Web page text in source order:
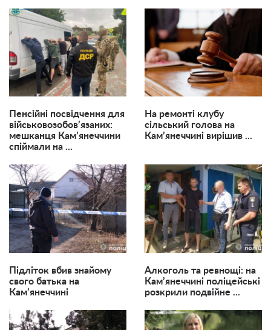
Пенсійні посвідчення для
військовозобов’язаних:
мешканця Кам’янеччини
спіймали на ...
На ремонті клубу
сільський голова на
Кам’янеччині вирішив ...
Підліток вбив знайому
свого батька на
Кам’янеччині
Алкоголь та ревнощі: на
Кам’янеччині поліцейські
розкрили подвійне ...